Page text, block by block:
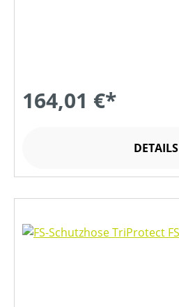
164,01 €*
DETAILS